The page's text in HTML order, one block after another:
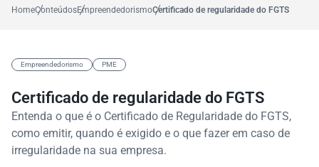
HomeConteúdosEmpreendedorismoCertificado de regularidade do FGTS
Empreendedorismo PME
Certificado de regularidade do FGTS
Entenda o que é o Certificado de Regularidade do FGTS,
como emitir, quando é exigido e o que fazer em caso de
irregularidade na sua empresa.